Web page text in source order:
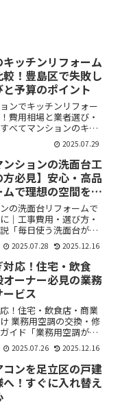
ッチンリフォーム
！豊島区で失敗し
予算のポイント
ンでキッチンリフォー
費用相場と業者選び・
べてマンションのキッ
を考え始めたけれど、
どれくらいかかるの？」
できる業者をどうやって
何を基準に...
2025.07.29
ンションの洗面台工
必見】安心・高品
で理想の空間を実
施工事例も紹介
の洗面台リフォームで
｜工事費用・選び方・
「毎日使う洗面台が古
「収納や使い勝手に不満
ションでも洗面台の交換
きるの？」。品川区に
マンショ...
2025.07.28 2025.12.16
応！住宅・飲食
ーナー必見の業務
ビス
！住宅・飲食店・商業
業務用空調の交換・修
イド「業務用空調が突
飲食店のエアコンから異
業施設の空調が効かな
ラブルは、目黒区でオ
いる方に...
2025.07.26 2025.12.16
ンを足立区の戸建
！すぐに入れ替え